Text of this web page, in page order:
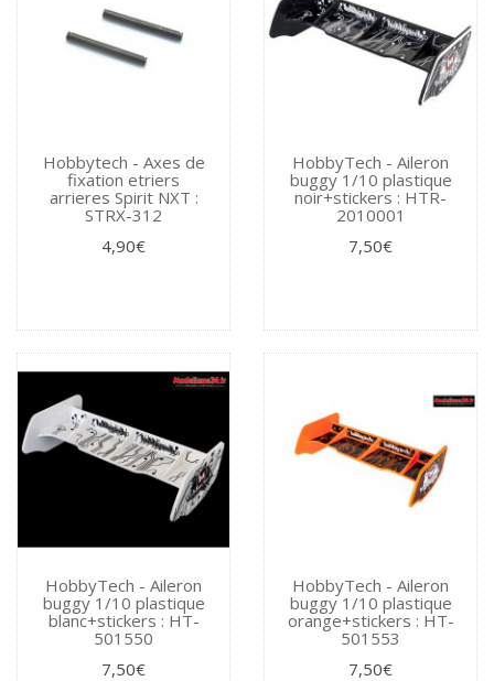
Hobbytech - Axes de
fixation etriers
arrieres Spirit NXT :
STRX-312
4,90€
HobbyTech - Aileron
buggy 1/10 plastique
noir+stickers : HTR-
2010001
7,50€
HobbyTech - Aileron
buggy 1/10 plastique
blanc+stickers : HT-
501550
7,50€
HobbyTech - Aileron
buggy 1/10 plastique
orange+stickers : HT-
501553
7,50€